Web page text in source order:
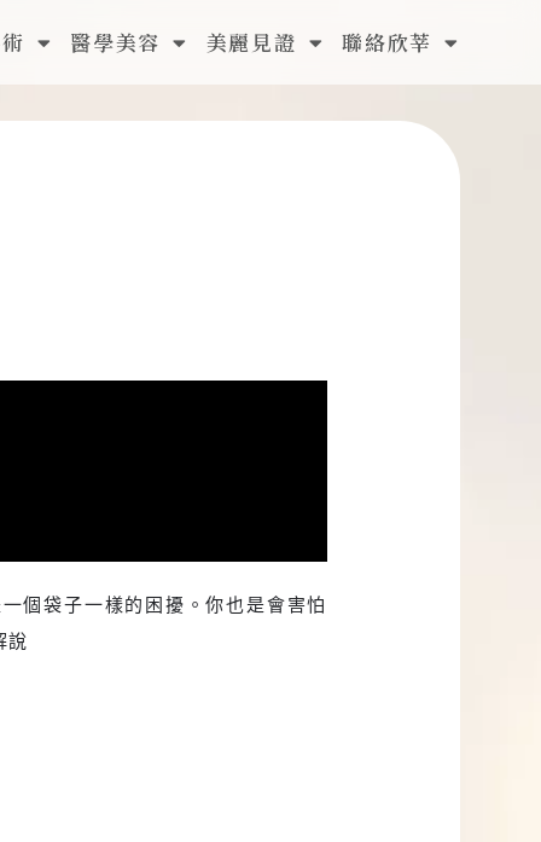
醫學美容 美麗見證 聯絡欣莘
個袋子一樣的困擾。你也是會害怕
說